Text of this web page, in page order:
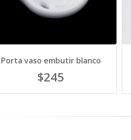
Porta vaso embutir blanco
$245